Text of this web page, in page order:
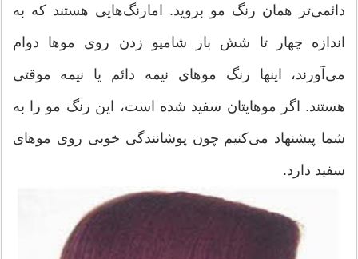
دائمی‌تر همان رنگ مو بروید. امارنگ‌هایی هستند كه به
اندازه چهار تا شش بار شامپو زدن روی موها دوام
می‌آورند، اینها رنگ موهای نیمه دائم یا نیمه موقتی
هستند. اگر موهایتان سفید شده است، این رنگ مو را به
شما پیشنهاد می‌كنیم چون پوشانندگی خوبی روی موهای
سفید دارد.